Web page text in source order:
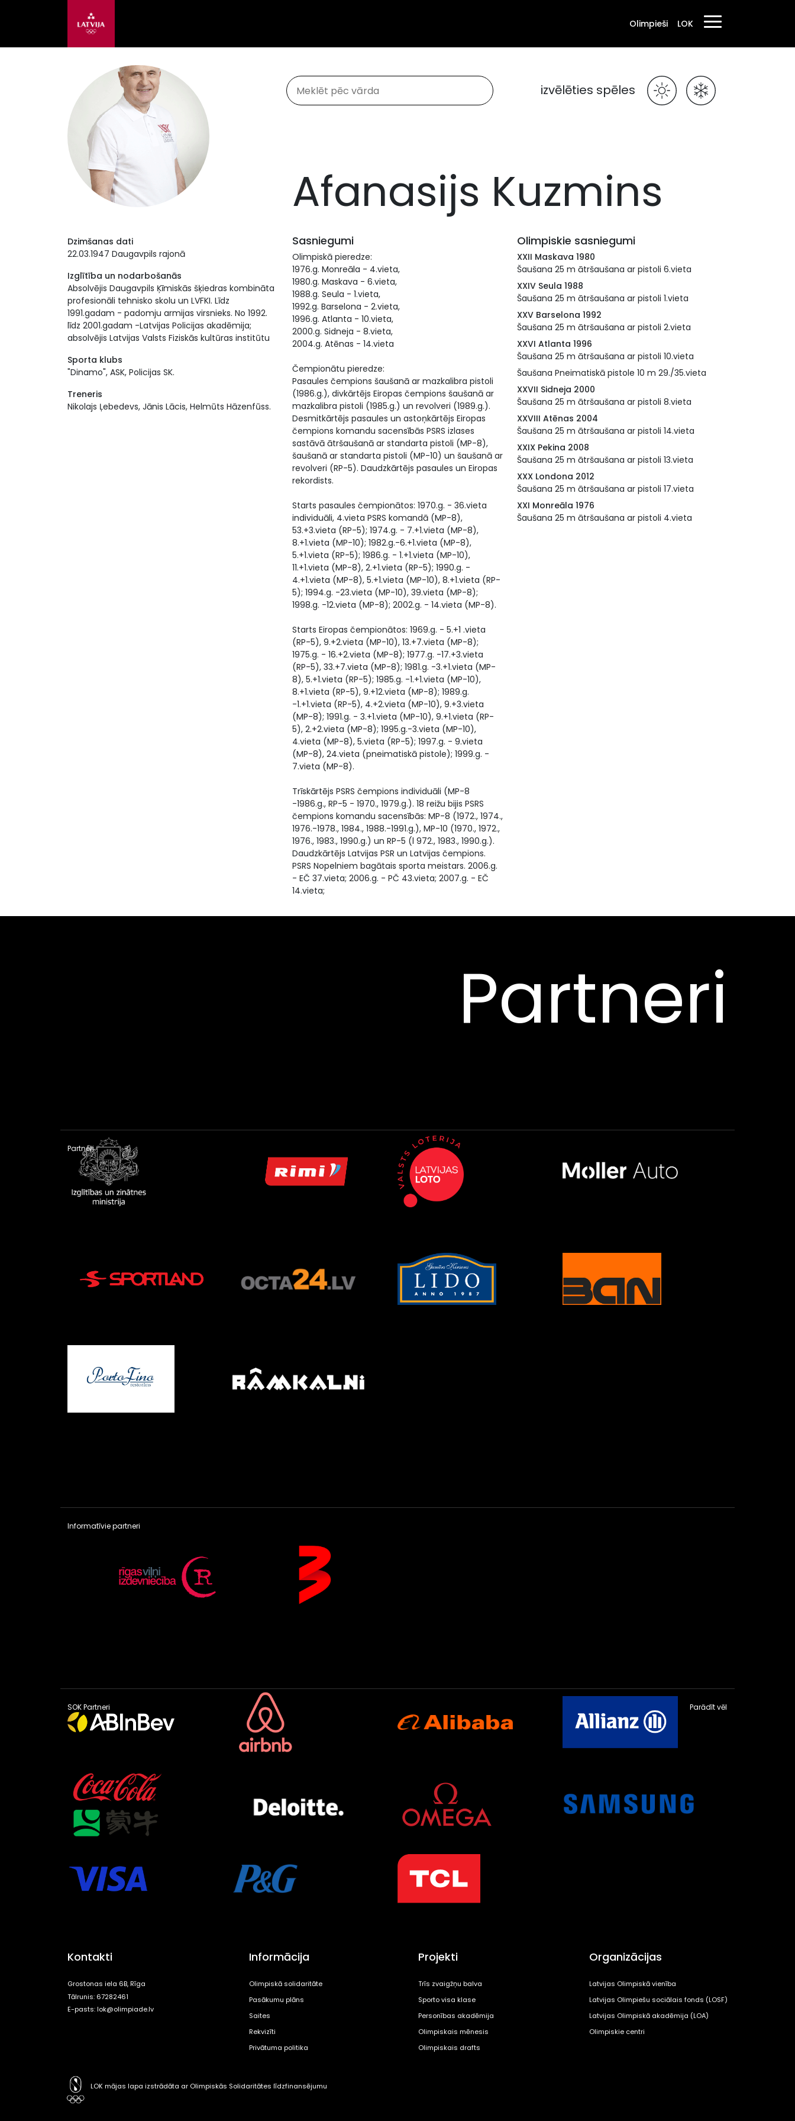
Olimpieši LOK
izvēlēties spēles
Afanasijs Kuzmins
Dzimšanas dati
22.03.1947 Daugavpils rajonā
Izglītība un nodarbošanās
Absolvējis Daugavpils Ķīmiskās šķiedras kombināta
profesionāli tehnisko skolu un LVFKI. Līdz
1991.gadam - padomju armijas virsnieks. No 1992.
līdz 2001.gadam -Latvijas Policijas akadēmija;
absolvējis Latvijas Valsts Fiziskās kultūras institūtu
Sporta klubs
"Dinamo", ASK, Policijas SK.
Treneris
Nikolajs Ļebedevs, Jānis Lācis, Helmūts Hāzenfūss.
Sasniegumi
Olimpiskā pieredze:
1976.g. Monreāla - 4.vieta,
1980.g. Maskava - 6.vieta,
1988.g. Seula - 1.vieta,
1992.g. Barselona - 2.vieta,
1996.g. Atlanta - 10.vieta,
2000.g. Sidneja - 8.vieta,
2004.g. Atēnas - 14.vieta
Čempionātu pieredze:
Pasaules čempions šaušanā ar mazkalibra pistoli
(1986.g.), divkārtējs Eiropas čempions šaušanā ar
mazkalibra pistoli (1985.g.) un revolveri (1989.g.).
Desmitkārtējs pasaules un astoņkārtējs Eiropas
čempions komandu sacensībās PSRS izlases
sastāvā ātršaušanā ar standarta pistoli (MP-8),
šaušanā ar standarta pistoli (MP-10) un šaušanā ar
revolveri (RP-5). Daudzkārtējs pasaules un Eiropas
rekordists.
Starts pasaules čempionātos: 1970.g. - 36.vieta
individuāli, 4.vieta PSRS komandā (MP-8),
53.+3.vieta (RP-5); 1974.g. - 7.+1.vieta (MP-8),
8.+1.vieta (MP-10); 1982.g.-6.+1.vieta (MP-8),
5.+1.vieta (RP-5); 1986.g. - 1.+1.vieta (MP-10),
11.+1.vieta (MP-8), 2.+1.vieta (RP-5); 1990.g. -
4.+1.vieta (MP-8), 5.+1.vieta (MP-10), 8.+1.vieta (RP-
5); 1994.g. -23.vieta (MP-10), 39.vieta (MP-8);
1998.g. -12.vieta (MP-8); 2002.g. - 14.vieta (MP-8).
Starts Eiropas čempionātos: 1969.g. - 5.+1 .vieta
(RP-5), 9.+2.vieta (MP-10), 13.+7.vieta (MP-8);
1975.g. - 16.+2.vieta (MP-8); 1977.g. -17.+3.vieta
(RP-5), 33.+7.vieta (MP-8); 1981.g. -3.+1.vieta (MP-
8), 5.+1.vieta (RP-5); 1985.g. -1.+1.vieta (MP-10),
8.+1.vieta (RP-5), 9.+12.vieta (MP-8); 1989.g.
-1.+1.vieta (RP-5), 4.+2.vieta (MP-10), 9.+3.vieta
(MP-8); 1991.g. - 3.+1.vieta (MP-10), 9.+1.vieta (RP-
5), 2.+2.vieta (MP-8); 1995.g.-3.vieta (MP-10),
4.vieta (MP-8), 5.vieta (RP-5); 1997.g. - 9.vieta
(MP-8), 24.vieta (pneimatiskā pistole); 1999.g. -
7.vieta (MP-8).
Trīskārtējs PSRS čempions individuāli (MP-8
-1986.g., RP-5 - 1970., 1979.g.). 18 reižu bijis PSRS
čempions komandu sacensībās: MP-8 (1972., 1974.,
1976.-1978., 1984., 1988.-1991.g.), MP-10 (1970., 1972.,
1976., 1983., 1990.g.) un RP-5 (l 972., 1983., 1990.g.).
Daudzkārtējs Latvijas PSR un Latvijas čempions.
PSRS Nopelniem bagātais sporta meistars. 2006.g.
- EČ 37.vieta; 2006.g. - PČ 43.vieta; 2007.g. - EČ
14.vieta;
Olimpiskie sasniegumi
XXII Maskava 1980
Šaušana 25 m ātršaušana ar pistoli 6.vieta
XXIV Seula 1988
Šaušana 25 m ātršaušana ar pistoli 1.vieta
XXV Barselona 1992
Šaušana 25 m ātršaušana ar pistoli 2.vieta
XXVI Atlanta 1996
Šaušana 25 m ātršaušana ar pistoli 10.vieta
Šaušana Pneimatiskā pistole 10 m 29./35.vieta
XXVII Sidneja 2000
Šaušana 25 m ātršaušana ar pistoli 8.vieta
XXVIII Atēnas 2004
Šaušana 25 m ātršaušana ar pistoli 14.vieta
XXIX Pekina 2008
Šaušana 25 m ātršaušana ar pistoli 13.vieta
XXX Londona 2012
Šaušana 25 m ātršaušana ar pistoli 17.vieta
XXI Monreāla 1976
Šaušana 25 m ātršaušana ar pistoli 4.vieta
Partneri
Partneri
Informatīvie partneri
SOK Partneri Parādīt vēl
Kontakti
Grostonas iela 6B, Rīga
Tālrunis: 67282461
E-pasts:lok@olimpiade.lv
Informācija
Olimpiskā solidaritāte
Pasākumu plāns
Saites
Rekvizīti
Privātuma politika
Projekti
Trīs zvaigžņu balva
Sporto visa klase
Personības akadēmija
Olimpiskais mēnesis
Olimpiskais drafts
Organizācijas
Latvijas Olimpiskā vienība
Latvijas Olimpiešu sociālais fonds (LOSF)
Latvijas Olimpiskā akadēmija (LOA)
Olimpiskie centri
LOK mājas lapa izstrādāta ar Olimpiskās Solidaritātes līdzfinansējumu